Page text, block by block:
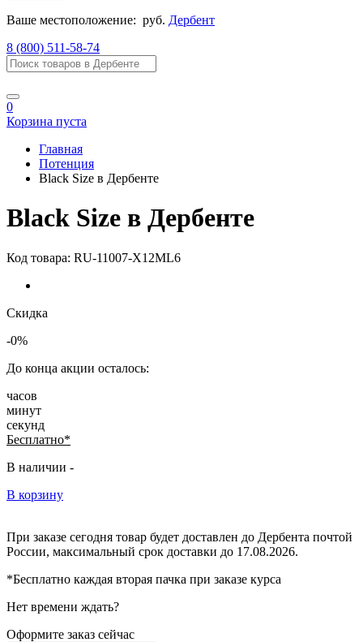
Ваше местоположение: руб. Дербент
8 (800) 511-58-74
0
Корзина пуста
Главная
Потенция
Black Size в Дербенте
Black Size в Дербенте
Код товара: RU-11007-X12ML6
Скидка
-0%
До конца акции осталось:
часов
минут
секунд
Бесплатно*
В наличии -
В корзину
При заказе сегодня товар будет доставлен до Дербента почтой
России, максимальный срок доставки до 17.08.2026.
*Бесплатно каждая вторая пачка при заказе курса
Нет времени ждать?
Оформите заказ сейчас